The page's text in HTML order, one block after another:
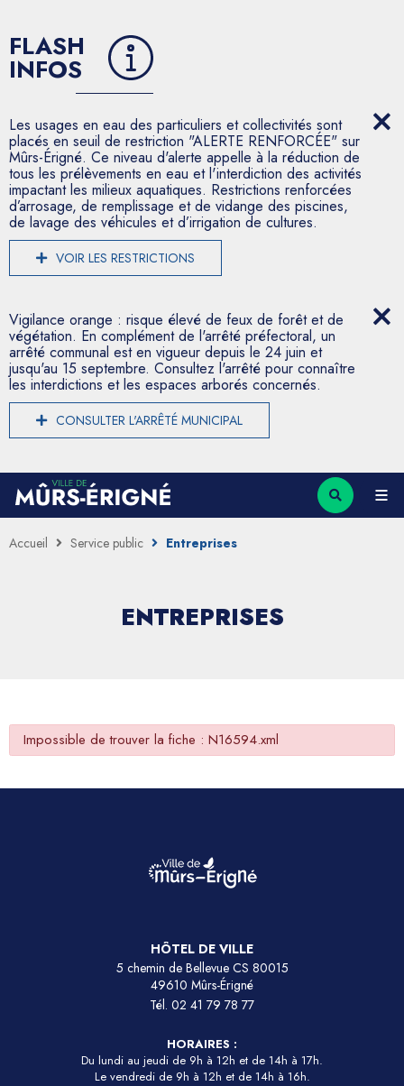
FLASH
INFOS
Les usages en eau des particuliers et collectivités sont
placés en seuil de restriction "ALERTE RENFORCÉE" sur
Mûrs-Érigné. Ce niveau d'alerte appelle à la réduction de
tous les prélèvements en eau et l'interdiction des activités
impactant les milieux aquatiques. Restrictions renforcées
d’arrosage, de remplissage et de vidange des piscines,
de lavage des véhicules et d’irrigation de cultures.
VOIR LES RESTRICTIONS
Vigilance orange : risque élevé de feux de forêt et de
végétation. En complément de l'arrêté préfectoral, un
arrêté communal est en vigueur depuis le 24 juin et
jusqu'au 15 septembre. Consultez l'arrêté pour connaître
les interdictions et les espaces arborés concernés.
CONSULTER L'ARRÊTÉ MUNICIPAL
Accueil Service public Entreprises
ENTREPRISES
Impossible de trouver la fiche : N16594.xml
HÔTEL DE VILLE
5 chemin de Bellevue CS 80015
49610 Mûrs-Érigné
Tél. 02 41 79 78 77
HORAIRES :
Du lundi au jeudi de 9h à 12h et de 14h à 17h.
Le vendredi de 9h à 12h et de 14h à 16h.